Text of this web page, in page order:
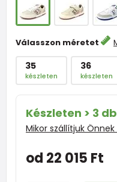
Válasszon méretet
35
készleten
36
készleten
Készleten > 3 db
Mikor szállítjuk
od 22 015 Ft